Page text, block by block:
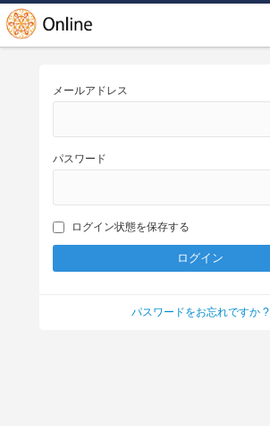
メールアドレス
パスワード
ログイン状態を保存する
パスワードをお忘れですか ?